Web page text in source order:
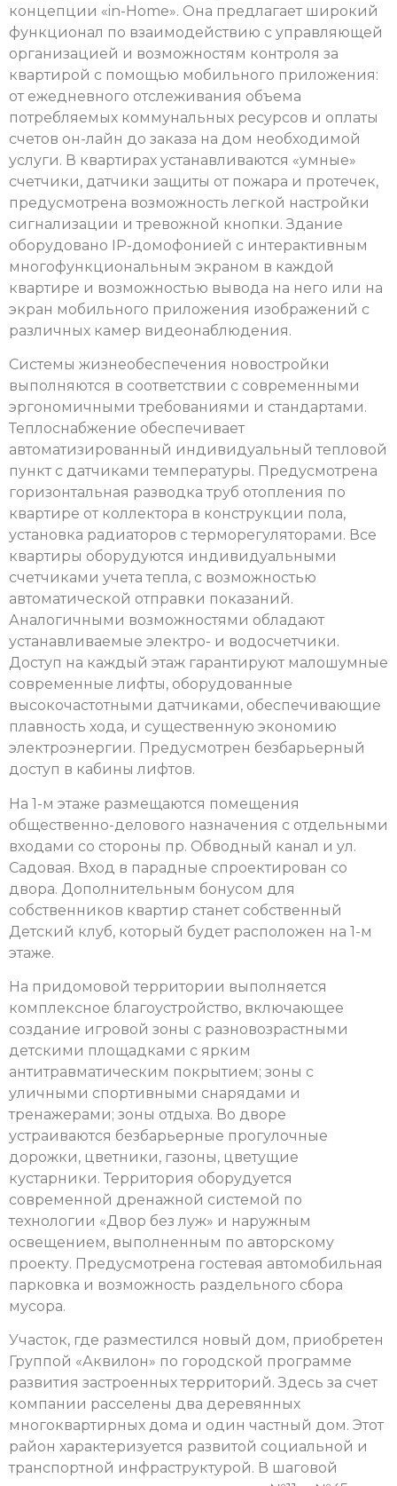
концепции «in-Home». Она предлагает широкий
функционал по взаимодействию с управляющей
организацией и возможностям контроля за
квартирой с помощью мобильного приложения:
от ежедневного отслеживания объема
потребляемых коммунальных ресурсов и оплаты
счетов он-лайн до заказа на дом необходимой
услуги. В квартирах устанавливаются «умные»
счетчики, датчики защиты от пожара и протечек,
предусмотрена возможность легкой настройки
сигнализации и тревожной кнопки. Здание
оборудовано IP-домофонией с интерактивным
многофункциональным экраном в каждой
квартире и возможностью вывода на него или на
экран мобильного приложения изображений с
различных камер видеонаблюдения.
Системы жизнеобеспечения новостройки
выполняются в соответствии с современными
эргономичными требованиями и стандартами.
Теплоснабжение обеспечивает
автоматизированный индивидуальный тепловой
пункт с датчиками температуры. Предусмотрена
горизонтальная разводка труб отопления по
квартире от коллектора в конструкции пола,
установка радиаторов с терморегуляторами. Все
квартиры оборудуются индивидуальными
счетчиками учета тепла, с возможностью
автоматической отправки показаний.
Аналогичными возможностями обладают
устанавливаемые электро- и водосчетчики.
Доступ на каждый этаж гарантируют малошумные
современные лифты, оборудованные
высокочастотными датчиками, обеспечивающие
плавность хода, и существенную экономию
электроэнергии. Предусмотрен безбарьерный
доступ в кабины лифтов.
На 1-м этаже размещаются помещения
общественно-делового назначения с отдельными
входами со стороны пр. Обводный канал и ул.
Садовая. Вход в парадные спроектирован со
двора. Дополнительным бонусом для
собственников квартир станет собственный
Детский клуб, который будет расположен на 1-м
этаже.
На придомовой территории выполняется
комплексное благоустройство, включающее
создание игровой зоны с разновозрастными
детскими площадками с ярким
антитравматическим покрытием; зоны с
уличными спортивными снарядами и
тренажерами; зоны отдыха. Во дворе
устраиваются безбарьерные прогулочные
дорожки, цветники, газоны, цветущие
кустарники. Территория оборудуется
современной дренажной системой по
технологии «Двор без луж» и наружным
освещением, выполненным по авторскому
проекту. Предусмотрена гостевая автомобильная
парковка и возможность раздельного сбора
мусора.
Участок, где разместился новый дом, приобретен
Группой «Аквилон» по городской программе
развития застроенных территорий. Здесь за счет
компании расселены два деревянных
многоквартирных дома и один частный дом. Этот
район характеризуется развитой социальной и
транспортной инфраструктурой. В шаговой